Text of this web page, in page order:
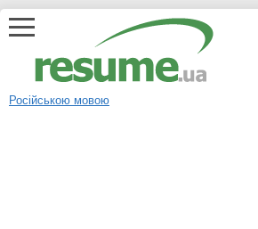
Російською мовою